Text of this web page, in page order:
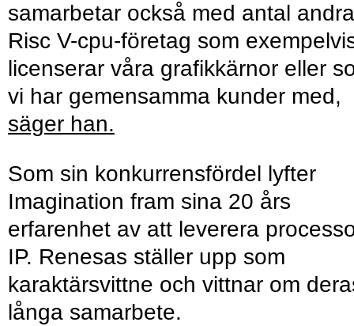
samarbetar också med antal andra
Risc V-cpu-företag som
licenserar våra grafikkärnor eller
vi har gemensamma kunder med,
säger han.
Som sin konkurrensfördel lyfter
Imagination fram sina 20 års
erfarenhet av att leverera
IP. Renesas ställer upp som
karaktärsvittne och vittnar om
långa samarbete.